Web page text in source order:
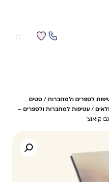
לספרים ולמחברות / סטים
/ עטיפות למחברות ולספרים –